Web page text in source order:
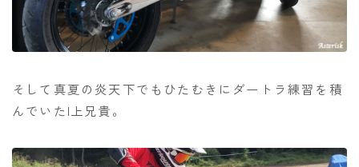
そして真夏の炎天下でもひたむきにダートラ練習を積
んでいたI上兄貴。